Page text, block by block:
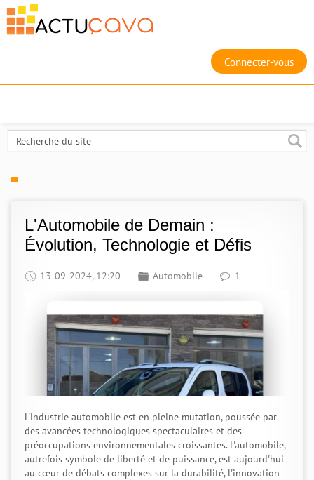
Connecter-vous
L'Automobile de Demain :
Évolution, Technologie et Défis
13-09-2024, 12:20 Automobile 1
L'industrie automobile est en pleine mutation, poussée par
des avancées technologiques spectaculaires et des
préoccupations environnementales croissantes. L'automobile,
autrefois symbole de liberté et de puissance, est aujourd'hui
au cœur de débats complexes sur la durabilité, l'innovation